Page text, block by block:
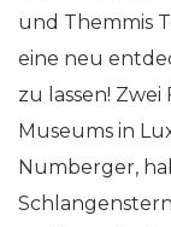
und Themmis
eine neu
zu lassen!
Museums in
Numberger,